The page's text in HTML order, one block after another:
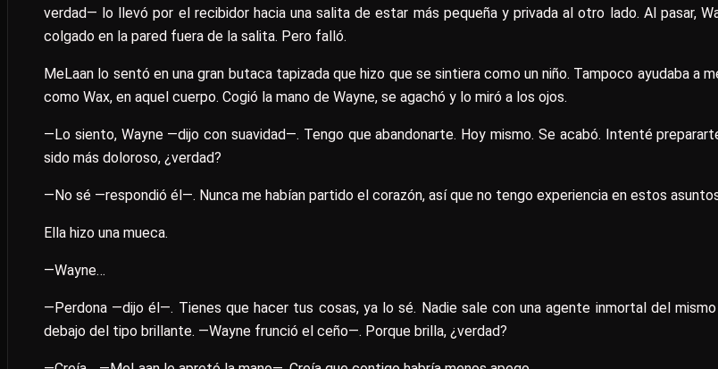
verdad— lo llevó por el recibidor hacia una salita de estar más pequeña y privada al otro lado. Al pasar,
colgado en la pared fuera de la salita. Pero falló.
MeLaan lo sentó en una gran butaca tapizada que hizo que se sintiera como un niño. Tampoco ayudaba a
como Wax, en aquel cuerpo. Cogió la mano de Wayne, se agachó y lo miró a los ojos.
—Lo siento, Wayne —dijo con suavidad—. Tengo que abandonarte. Hoy mismo. Se acabó. Intenté
sido más doloroso, ¿verdad?
—No sé —respondió él—. Nunca me habían partido el corazón, así que no tengo experiencia en estos
Ella hizo una mueca.
—Wayne…
—Perdona —dijo él—. Tienes que hacer tus cosas, ya lo sé. Nadie sale con una agente inmortal del
debajo del tipo brillante. —Wayne frunció el ceño—. Porque brilla, ¿verdad?